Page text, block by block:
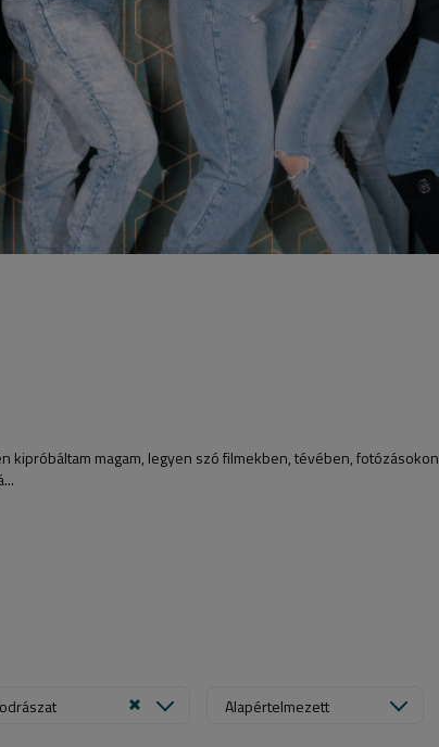
kipróbáltam magam, legyen szó filmekben, tévében, fotózásokon
Alapértelmezett